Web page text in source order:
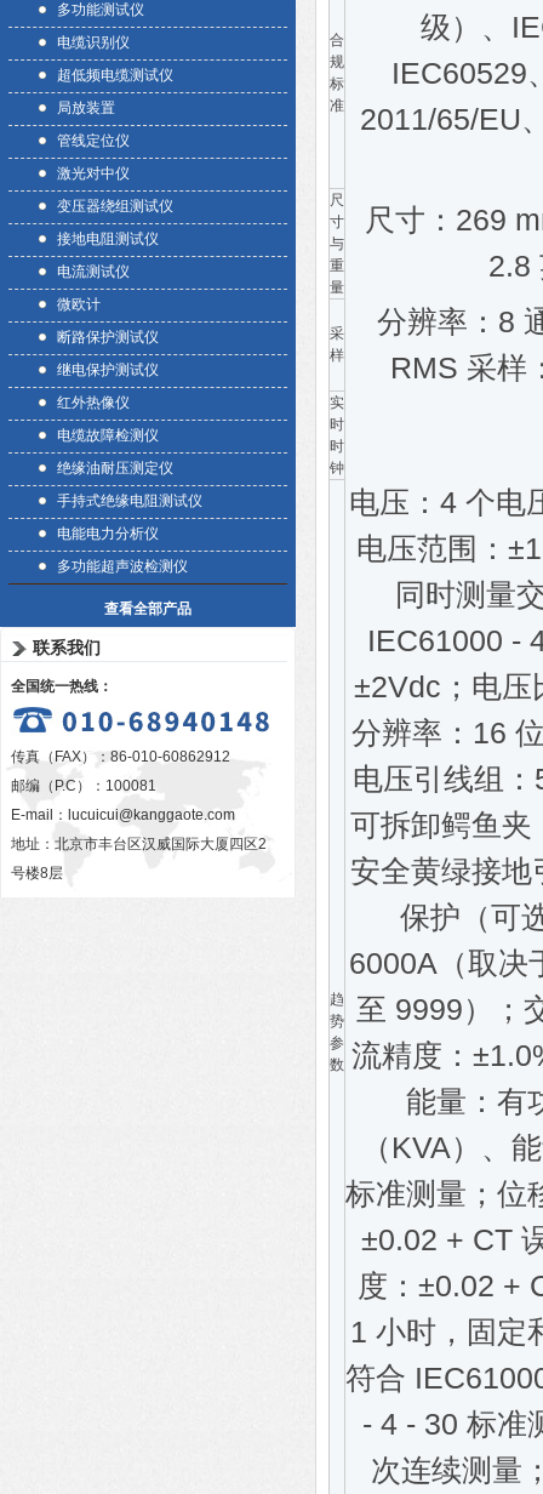
多功能测试仪
电缆识别仪
超低频电缆测试仪
局放装置
管线定位仪
激光对中仪
变压器绕组测试仪
接地电阻测试仪
电流测试仪
微欧计
断路保护测试仪
继电保护测试仪
红外热像仪
电缆故障检测仪
绝缘油耐压测定仪
手持式绝缘电阻测试仪
电能电力分析仪
多功能超声波检测仪
查看全部产品
联系我们
全国统一热线：
传真（FAX）：86-010-60862912
邮编（P.C）：100081
E-mail： lucuicui@kanggaote.com
地址：北京市丰台区汉威国际大厦四区2
号楼8层
合
规
标
准
级）、
IEC60529
2011/65/EU
尺
寸
与
重
量
尺寸：269
2.8
采
样
分辨率：8
RMS 采样
实
时
时
钟
趋
势
参
数
电压：4 个电
电压范围：
同时测量
IEC61000 -
±2Vdc；电压
分辨率：16
电压引线组
可拆卸鳄鱼夹
安全黄绿接
保护（可
6000A（取决
至 9999）；
流精度：
能量：有
（KVA）、
标准测量；位
±0.02 + CT
度：±0.02 +
1 小时，固定
符合
- 4 - 30 标准
次连续测量